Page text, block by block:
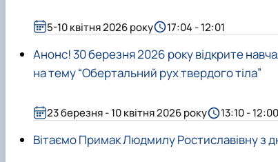
5-10 квітня 2026 року 17:04 - 12:01
Анонс! 30 березня 2026 року відкрите
на тему “Обертальний рух твердого тіла”
23 березня - 10 квітня 2026 року 13:10 - 12:00
Вітаємо Примак Людмилу Ростиславівну з